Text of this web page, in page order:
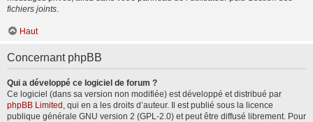
fichiers joints.
Haut
Concernant phpBB
Qui a développé ce logiciel de forum ?
Ce logiciel (dans sa version non modifiée) est développé et distribué par
phpBB Limited , qui en a les droits d’auteur. Il est publié sous la licence
publique générale GNU version 2 (GPL-2.0) et peut être diffusé librement. Pour